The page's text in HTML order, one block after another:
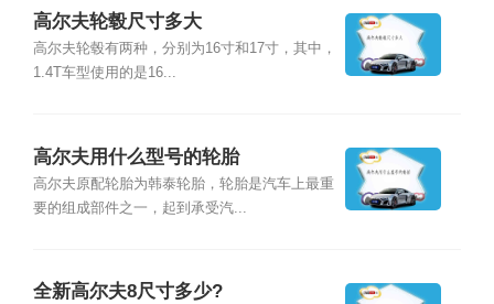
高尔夫轮毂尺寸多大
高尔夫轮毂有两种，分别为16寸和17寸，其中，
1.4T车型使用的是16...
高尔夫用什么型号的轮胎
高尔夫原配轮胎为韩泰轮胎，轮胎是汽车上最重
要的组成部件之一，起到承受汽...
全新高尔夫8尺寸多少?